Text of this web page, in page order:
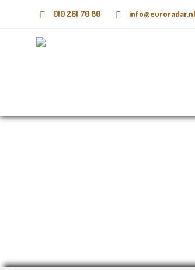
010 261 70 80 info@euroradar.nl